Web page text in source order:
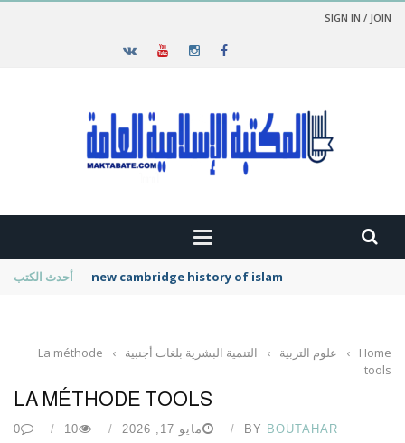
SIGN IN / JOIN
أحدث الكتب new cambridge history of islam
Home
› علوم التربية › التنمية البشرية بلغات أجنبية ›
La méthode
tools
LA MÉTHODE TOOLS
BY BOUTAHAR مايو 17, 2026 10
0